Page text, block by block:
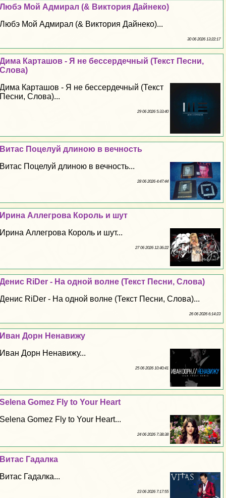
Любэ Мой Адмирал (& Виктория Дайнеко)
Любэ Мой Адмирал (& Виктория Дайнеко)...
30 06 2026 13:22:17
Дима Карташов - Я не бессердечный (Текст Песни,
Слова)
Дима Карташов - Я не бессердечный (Текст
Песни, Слова)...
29 06 2026 5:33:40
Витас Поцелуй длиною в вечность
Витас Поцелуй длиною в вечность...
28 06 2026 4:47:44
Ирина Аллегрова Король и шут
Ирина Аллегрова Король и шут...
27 06 2026 12:36:22
Денис RiDer - На одной волне (Текст Песни, Слова)
Денис RiDer - На одной волне (Текст Песни, Слова)...
26 06 2026 6:14:23
Иван Дорн Ненавижу
Иван Дорн Ненавижу...
25 06 2026 10:40:41
Selena Gomez Fly to Your Heart
Selena Gomez Fly to Your Heart...
24 06 2026 7:38:38
Витас Гадалка
Витас Гадалка...
23 06 2026 7:17:55